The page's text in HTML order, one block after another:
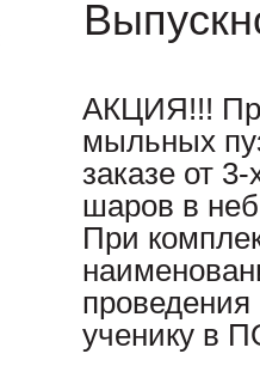
АКЦИЯ!!!
мыльных
заказе от
шаров в
При
ученику в